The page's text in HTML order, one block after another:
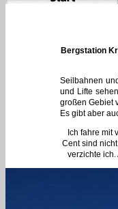
Bergstation
Seilbahnen
und Lifte
großen Gebiet
Es gibt aber
Ich fahre mit
Cent sind
verzichte